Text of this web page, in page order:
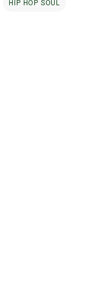
HIP HOP SOUL